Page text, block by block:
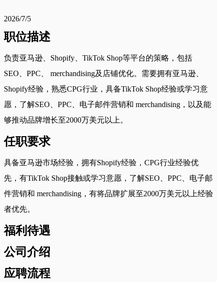
2026/7/5
职位描述
负责亚马逊、Shopify、TikTok Shop等平台的策略，包括
SEO、PPC、 merchandising及店铺优化。需要拥有亚马逊、
Shopify经验，熟悉CPG行业，具备TikTok Shop经验或学习意
愿，了解SEO、PPC、电子邮件营销和 merchandising，以及能
够推动品牌增长至2000万美元以上。
任职要求
具备亚马逊市场经验，拥有Shopify经验，CPG行业经验优
先，有TikTok Shop接触或学习意愿，了解SEO、PPC、电子邮
件营销和 merchandising，有将品牌扩展至2000万美元以上经验
者优先。
福利待遇
公司介绍
应聘流程